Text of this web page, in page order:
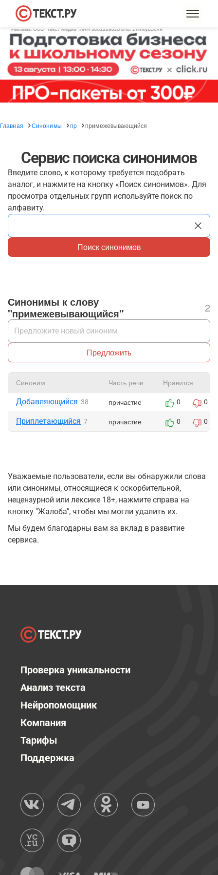
Главная Синонимы пр примежевывающийся
Сервис поиска синонимов
Введите слово, к которому требуется подобрать
аналог, и нажмите на кнопку «Поиск синонимов». Для
просмотра отдельных групп используйте поиск по
алфавиту.
Поиск синонимов
Синонимы к слову
"примежевывающийся"
2
Предложить
Синоним Часть речи Нравится
Добавляющийся 38 причастие 0 0
Приплетающийся 7 причастие 0 0
Уважаемые пользователи, если вы обнаружили слова
или синонимы, относящиеся к оскорбительной,
нецензурной или лексике 18+, нажмите справа на
кнопку "Жалоба", чтобы мы могли удалить их.
Мы будем благодарны вам за вклад в развитие
сервиса.
Проверка уникальности
Анализ текста
Нейропомощник
Компания
Тарифы
Поддержка